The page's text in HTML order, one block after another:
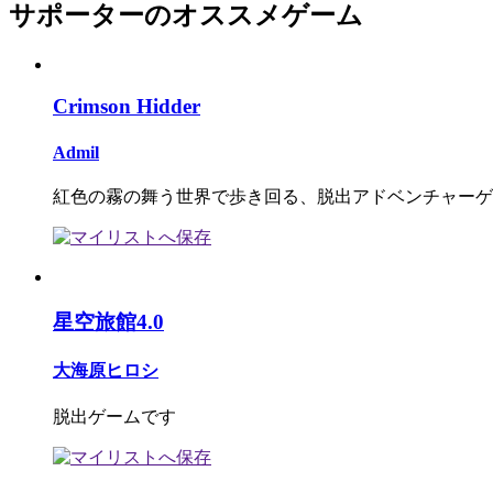
サポーターのオススメゲーム
Crimson Hidder
Admil
紅色の霧の舞う世界で歩き回る、脱出アドベンチャー
星空旅館4.0
大海原ヒロシ
脱出ゲームです